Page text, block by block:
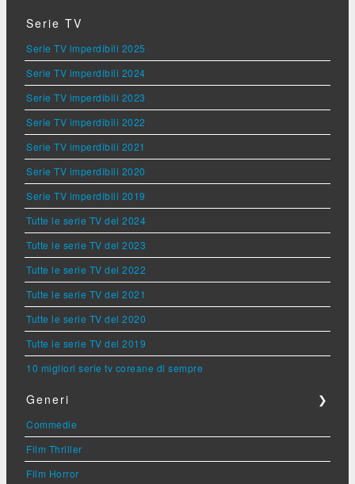
Serie TV
Serie TV imperdibili 2025
Serie TV imperdibili 2024
Serie TV imperdibili 2023
Serie TV imperdibili 2022
Serie TV imperdibili 2021
Serie TV imperdibili 2020
Serie TV imperdibili 2019
Tutte le serie TV del 2024
Tutte le serie TV del 2023
Tutte le serie TV del 2022
Tutte le serie TV del 2021
Tutte le serie TV del 2020
Tutte le serie TV del 2019
10 migliori serie tv coreane di sempre
Generi ❯
Commedie
Film Thriller
Film Horror